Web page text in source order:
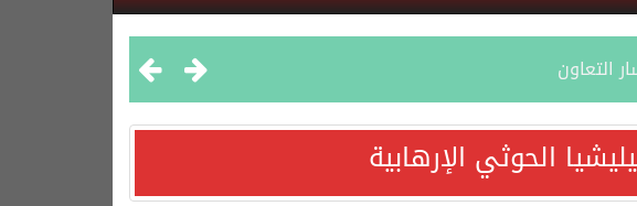
التعاون
أي دولةالحوثي الإرهابية